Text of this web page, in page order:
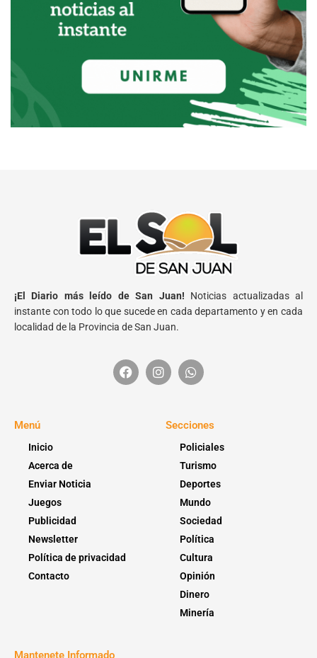
¡El Diario más leído de San Juan! Noticias actualizadas al
instante con todo lo que sucede en cada departamento y en cada
localidad de la Provincia de San Juan.
Menú
Inicio
Acerca de
Enviar Noticia
Juegos
Publicidad
Newsletter
Política de privacidad
Contacto
Secciones
Policiales
Turismo
Deportes
Mundo
Sociedad
Política
Cultura
Opinión
Dinero
Minería
Mantenete Informado